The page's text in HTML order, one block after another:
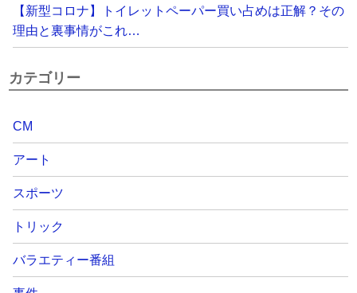
【新型コロナ】トイレットペーパー買い占めは正解？その
理由と裏事情がこれ…
カテゴリー
CM
アート
スポーツ
トリック
バラエティー番組